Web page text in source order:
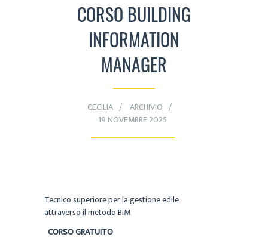
CORSO BUILDING
INFORMATION
MANAGER
CECILIA
ARCHIVIO
19 NOVEMBRE 2025
Tecnico superiore per la gestione edile
attraverso il metodo BIM
CORSO GRATUITO